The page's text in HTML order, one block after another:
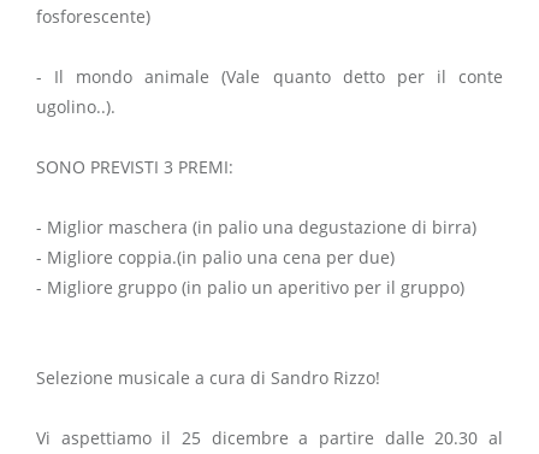
fosforescente)
- Il mondo animale (Vale quanto detto per il conte
ugolino..).
SONO PREVISTI 3 PREMI:
- Miglior maschera (in palio una degustazione di birra)
- Migliore coppia.(in palio una cena per due)
- Migliore gruppo (in palio un aperitivo per il gruppo)
Selezione musicale a cura di Sandro Rizzo!
Vi aspettiamo il 25 dicembre a partire dalle 20.30 al